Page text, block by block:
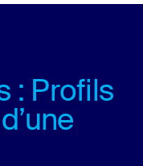
: Profils